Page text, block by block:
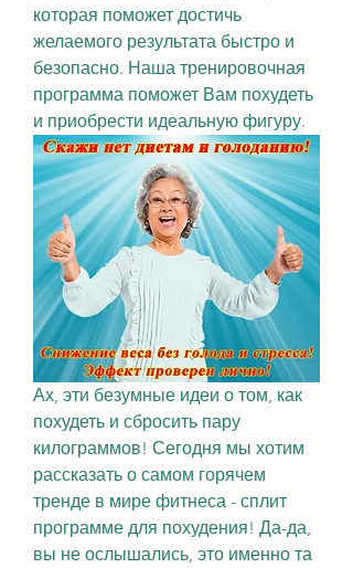
которая поможет достичь
желаемого результата быстро и
безопасно. Наша тренировочная
программа поможет Вам похудеть
и приобрести идеальную фигуру.
Ах, эти безумные идеи о том, как
похудеть и сбросить пару
килограммов! Сегодня мы хотим
рассказать о самом горячем
тренде в мире фитнеса - сплит
программе для похудения! Да-да,
вы не ослышались, это именно та